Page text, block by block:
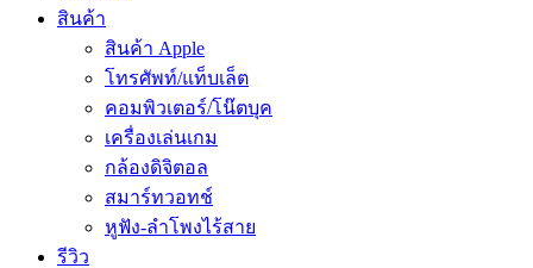
สินค้า
สินค้า Apple
โทรศัพท์/แท็บเล็ต
คอมพิวเตอร์/โน๊ตบุค
เครื่องเล่นเกม
กล้องดิจิตอล
สมาร์ทวอทช์
หูฟัง-ลำโพงไร้สาย
รีวิว